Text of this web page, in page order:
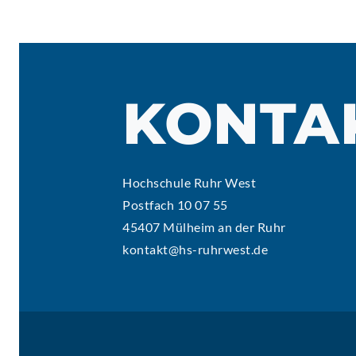
Hochschule Ruhr West
Postfach 10 07 55
45407 Mülheim an der Ruhr
kontakt@hs-ruhrwest.de